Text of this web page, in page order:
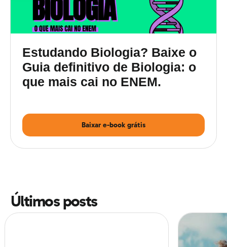
A figura abaixo ilustra algumas etapas de
determinadas reações oxidativas presentes em células
Em relação a esse processo e às reações associadas a
ele, é possível afirmar:a) O processo biológico
Guia definitivo de
Estudando Biologia? Baixe o
Guia definitivo de Biologia: o
que mais cai no ENEM.
Baixar e-book grátis
Últimos posts